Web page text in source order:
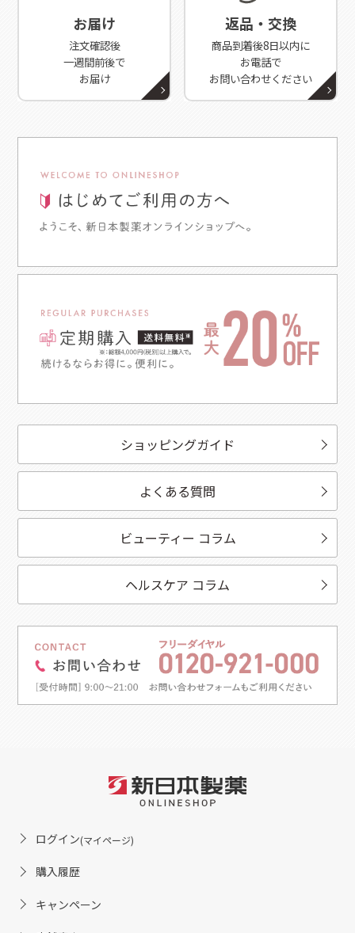
お届け
注文確認後
一週間前後で
お届け
返品・交換
商品到着後8日以内に
お電話で
お問い合わせください
ショッピングガイド
よくある質問
ビューティー コラム
ヘルスケア コラム
ログイン(マイページ)
購入履歴
キャンペーン